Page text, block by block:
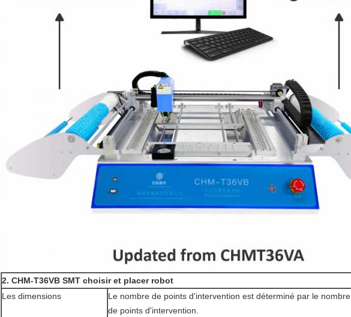
2. CHM-T36VB SMT choisir et placer robot
Les dimensions
Le nombre de points d'intervention est déterminé par le nombre
de points d'intervention.